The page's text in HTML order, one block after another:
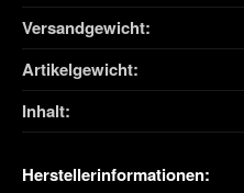
Versandgewicht‍:
Artikelgewicht‍:
Inhalt‍:
Herstellerinformationen: